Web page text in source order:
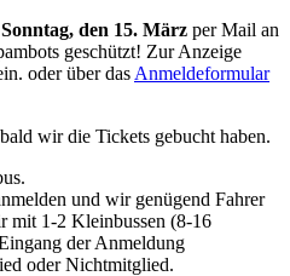
den 15. März per Mail an
geschützt! Zur Anzeige
oder über das Anmeldeformular
wir die Tickets gebucht haben.
und wir genügend Fahrer
mit 1-2 Kleinbussen (8-16
der Anmeldung
oder Nichtmitglied.